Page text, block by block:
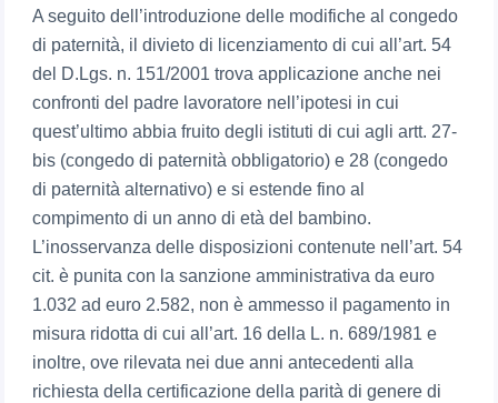
A seguito dell’introduzione delle modifiche al congedo
di paternità, il divieto di licenziamento di cui all’art. 54
del D.Lgs. n. 151/2001 trova applicazione anche nei
confronti del padre lavoratore nell’ipotesi in cui
quest’ultimo abbia fruito degli istituti di cui agli artt. 27-
bis (congedo di paternità obbligatorio) e 28 (congedo
di paternità alternativo) e si estende fino al
compimento di un anno di età del bambino.
L’inosservanza delle disposizioni contenute nell’art. 54
cit. è punita con la sanzione amministrativa da euro
1.032 ad euro 2.582, non è ammesso il pagamento in
misura ridotta di cui all’art. 16 della L. n. 689/1981 e
inoltre, ove rilevata nei due anni antecedenti alla
richiesta della certificazione della parità di genere di